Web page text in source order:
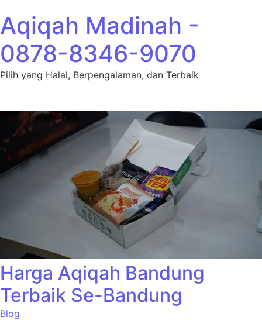
Aqiqah Madinah -
0878-8346-9070
Pilih yang Halal, Berpengalaman, dan Terbaik
Harga Aqiqah Bandung
Terbaik Se-Bandung
Blog